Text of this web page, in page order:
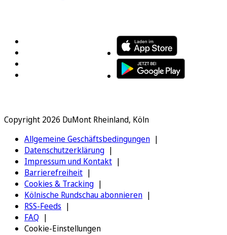
Copyright 2026 DuMont Rheinland, Köln
Allgemeine Geschäftsbedingungen
Datenschutzerklärung
Impressum und Kontakt
Barrierefreiheit
Cookies & Tracking
Kölnische Rundschau abonnieren
RSS-Feeds
FAQ
Cookie-Einstellungen